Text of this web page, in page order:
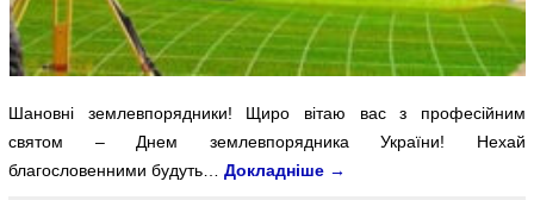
Шановні землевпорядники! Щиро вітаю вас з професійним
святом – Днем землевпорядника України! Нехай
благословенними будуть…Докладніше →